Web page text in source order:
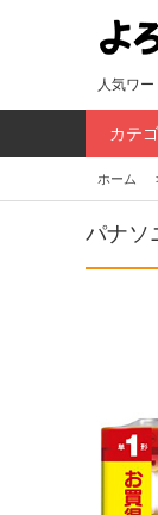
人気ワー
カテ
ホーム
パナソ